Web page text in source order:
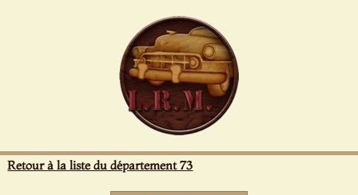
Retour à la liste du département 73